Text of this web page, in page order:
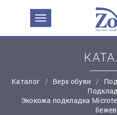
Каталог Верх обуви
Экокожа подкладка
ЗАДАТЬ ВОПРОС О